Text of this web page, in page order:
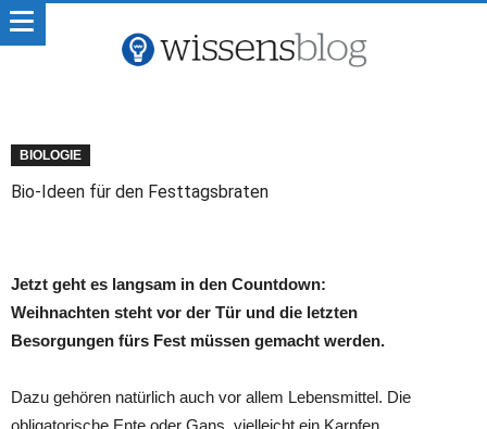
BIOLOGIE
Bio-Ideen für den Festtagsbraten
Jetzt geht es langsam in den Countdown:
Weihnachten steht vor der Tür und die letzten
Besorgungen fürs Fest müssen gemacht werden.
Dazu gehören natürlich auch vor allem Lebensmittel. Die
obligatorische Ente oder Gans, vielleicht ein Karpfen…